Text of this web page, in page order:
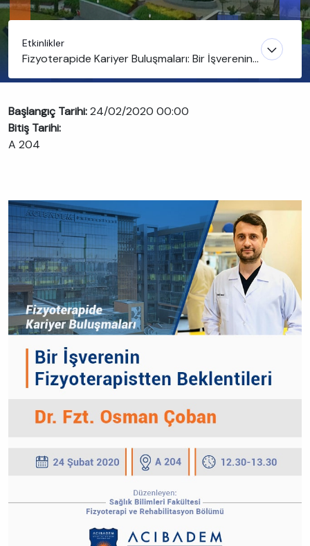
Etkinlikler
Fizyoterapide Kariyer Buluşmaları: Bir İşverenin
Başlangıç Tarihi:24/02/2020 00:00
Bitiş Tarihi:
A 204